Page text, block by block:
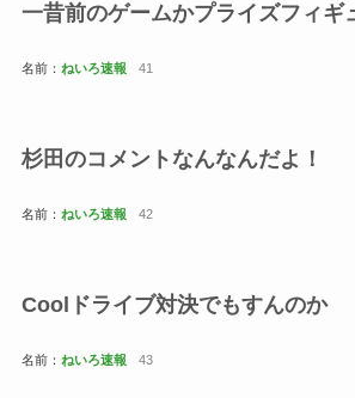
一昔前のゲームかプライズフィギ
名前： ねいろ速報 41
杉田のコメントなんなんだよ！
名前： ねいろ速報 42
Coolドライブ対決でもすんのか
名前： ねいろ速報 43